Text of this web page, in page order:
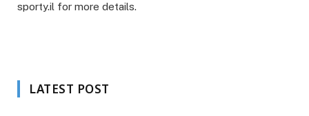
sporty.il for more details.
LATEST POST